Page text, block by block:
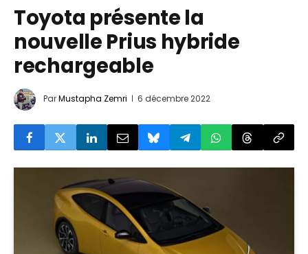
Toyota présente la
nouvelle Prius hybride
rechargeable
ParMustapha Zemri 6 décembre 2022